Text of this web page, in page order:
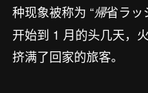
种现象被称为 “帰省ラッ
开始到 1 月的头几天，
挤满了回家的旅客。